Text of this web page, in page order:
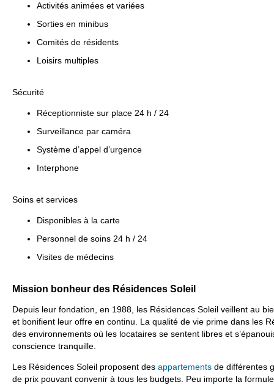
Activités animées et variées
Sorties en minibus
Comités de résidents
Loisirs multiples
Sécurité
Réceptionniste sur place 24 h / 24
Surveillance par caméra
Système d’appel d’urgence
Interphone
Soins et services
Disponibles à la carte
Personnel de soins 24 h / 24
Visites de médecins
Mission bonheur des Résidences Soleil
Depuis leur fondation, en 1988, les Résidences Soleil veillent au
et bonifient leur offre en continu. La qualité de vie prime dans les
des environnements où les locataires se sentent libres et
conscience tranquille.
Les Résidences Soleil proposent des appartements de différentes
de prix pouvant convenir à tous les budgets. Peu importe la